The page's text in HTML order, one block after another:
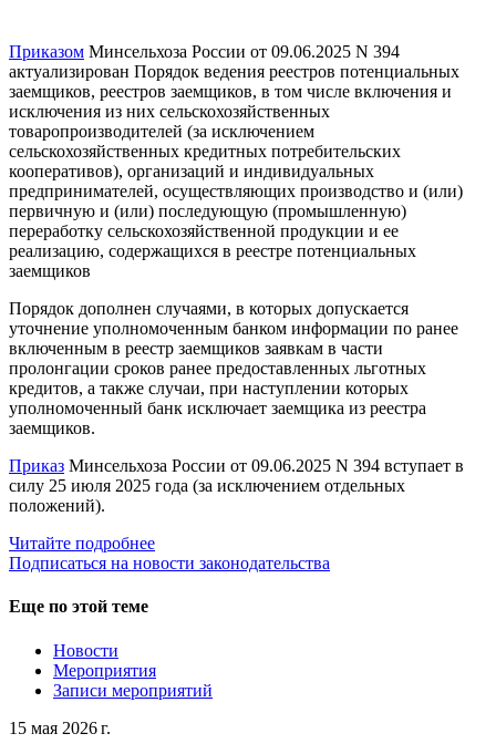
Приказом Минсельхоза России от 09.06.2025 N 394
актуализирован Порядок ведения реестров потенциальных
заемщиков, реестров заемщиков, в том числе включения и
исключения из них сельскохозяйственных
товаропроизводителей (за исключением
сельскохозяйственных кредитных потребительских
кооперативов), организаций и индивидуальных
предпринимателей, осуществляющих производство и (или)
первичную и (или) последующую (промышленную)
переработку сельскохозяйственной продукции и ее
реализацию, содержащихся в реестре потенциальных
заемщиков
Порядок дополнен случаями, в которых допускается
уточнение уполномоченным банком информации по ранее
включенным в реестр заемщиков заявкам в части
пролонгации сроков ранее предоставленных льготных
кредитов, а также случаи, при наступлении которых
уполномоченный банк исключает заемщика из реестра
заемщиков.
Приказ Минсельхоза России от 09.06.2025 N 394 вступает в
силу 25 июля 2025 года (за исключением отдельных
положений).
Читайте подробнее
Подписаться на новости законодательства
Еще по этой теме
Новости
Мероприятия
Записи мероприятий
15 мая 2026 г.